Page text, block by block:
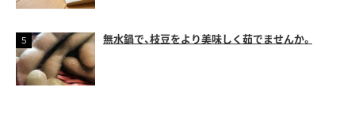
無水鍋で、枝豆をより美味しく茹でませんか。